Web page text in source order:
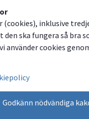
(cookies), inklusive
ska fungera så bra
använder cookies
Godkänn nödvändiga